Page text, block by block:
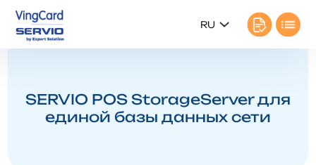
RU
SERVIO POS StorageServer для
единой базы данных сети